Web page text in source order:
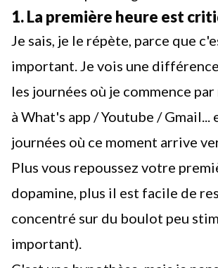
1. La première heure est
Je sais, je le répète, parce que
important. Je vois une
les journées où je commence
à What's app / Youtube / Gmail...
journées où ce moment arrive
Plus vous repoussez votre
dopamine, plus il est facile de
concentré sur du boulot peu
important).